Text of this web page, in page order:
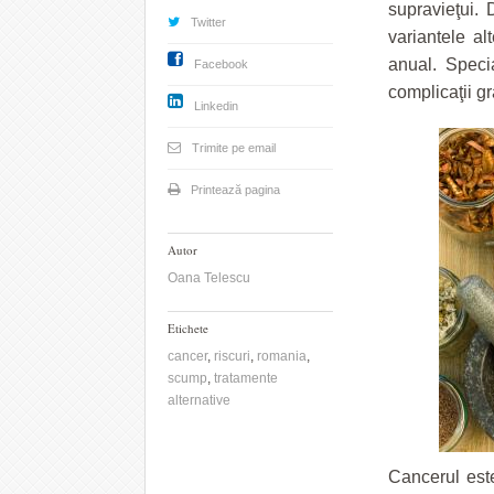
supravieţui.
variantele
anual.
complicaţii
Cancerul
Twitter
Facebook
Linkedin
Trimite pe email
Printează pagina
Autor
Oana Telescu
Etichete
cancer, riscuri, romania,
scump, tratamente
alternative